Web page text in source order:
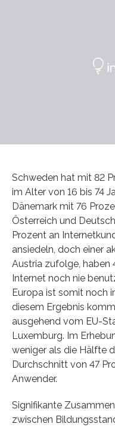
Schweden hat mit 82
im Alter von 16 bis 74
Dänemark mit 76
Österreich und
Prozent an
ansiedeln, doch einer
Austria zufolge, haben
Internet noch nie
Europa ist somit noch
diesem Ergebnis
ausgehend vom EU-
Luxemburg. Im
weniger als die Hälfte
Durchschnitt von 47
Anwender.
Signifikante
zwischen